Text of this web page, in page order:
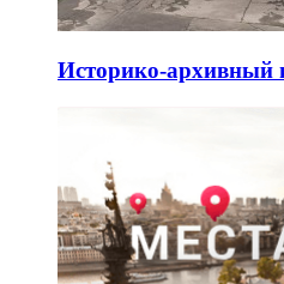
Историко-архивный